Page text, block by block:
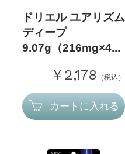
ドリエル ユアリズム
ディープ
9.07g（216mg×4...
￥2,178 （税込）
カートに入れる